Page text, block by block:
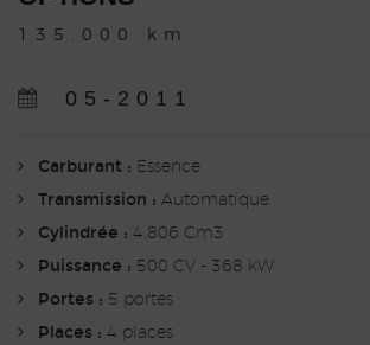
135.000 km
05-2011
Carburant : Essence
Transmission : Automatique
Cylindrée : 4.806 Cm3
Puissance : 500 CV - 368 kW
Portes : 5 portes
Places : 4 places